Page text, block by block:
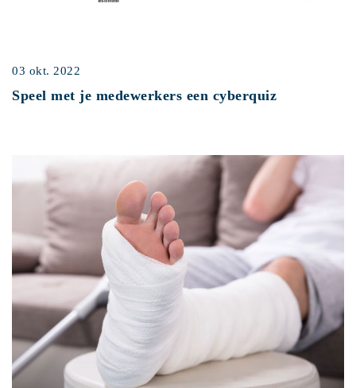
03 okt. 2022
Speel met je medewerkers een cyberquiz